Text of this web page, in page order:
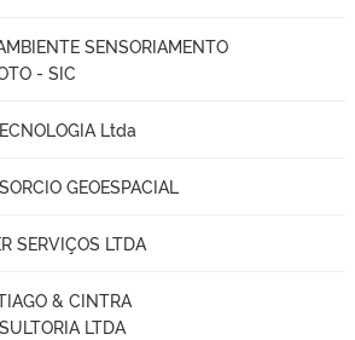
SENSORIAMENTO
- SIC
Ltda
GEOESPACIAL
SERVIÇOS LTDA
& CINTRA
LTDA